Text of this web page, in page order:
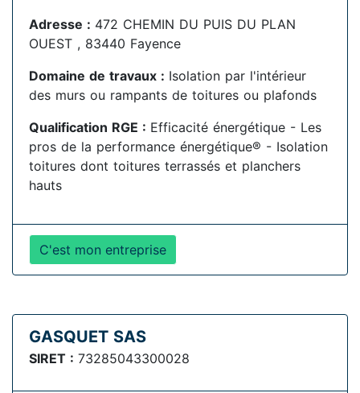
Adresse : 472 CHEMIN DU PUIS DU PLAN
OUEST , 83440 Fayence
Domaine de travaux : Isolation par l'intérieur
des murs ou rampants de toitures ou plafonds
Qualification RGE : Efficacité énergétique - Les
pros de la performance énergétique® - Isolation
toitures dont toitures terrassés et planchers
hauts
C'est mon entreprise
GASQUET SAS
SIRET : 73285043300028